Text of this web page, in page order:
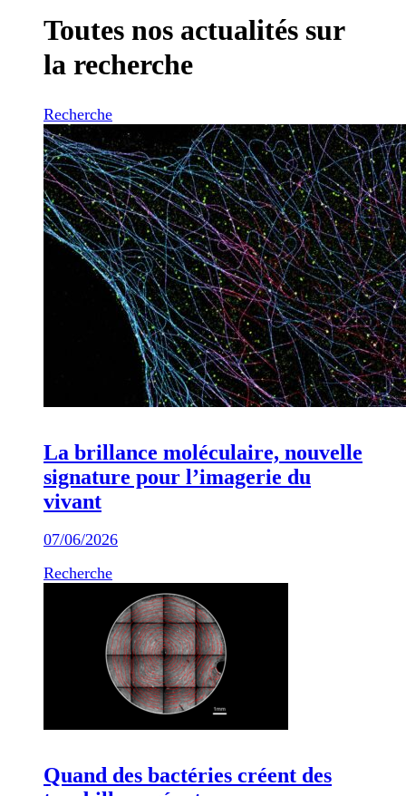
Toutes nos actualités sur
la recherche
Recherche
La brillance moléculaire, nouvelle
signature pour l’imagerie du
vivant
07/06/2026
Recherche
Quand des bactéries créent des